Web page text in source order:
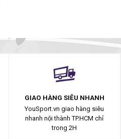
GIAO HÀNG SIÊU NHANH
YouSport.vn giao hàng siêu
nhanh nội thành TP.HCM chỉ
trong 2H